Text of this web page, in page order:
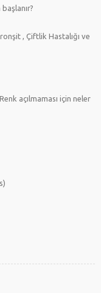
, Çiftlik Hastalığı ve
açılmaması için neler